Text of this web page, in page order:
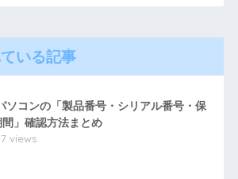
いる記事
ソコンの「製品番号・シリアル番号・保
間」確認方法まとめ
views